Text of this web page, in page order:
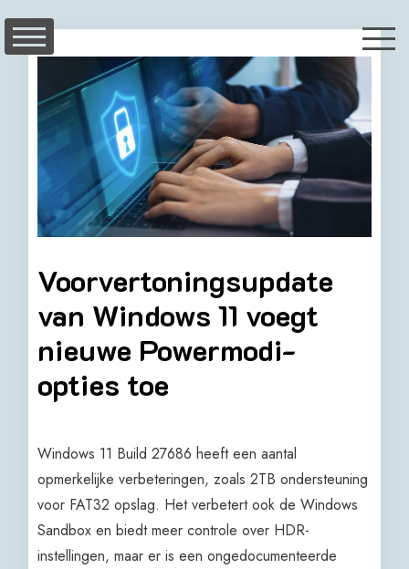
content
Voorvertoningsupdate
van Windows 11 voegt
nieuwe Powermodi-
opties toe
Windows 11 Build 27686 heeft een aantal
opmerkelijke verbeteringen, zoals 2TB ondersteuning
voor FAT32 opslag. Het verbetert ook de Windows
Sandbox en biedt meer controle over HDR-
instellingen, maar er is een ongedocumenteerde